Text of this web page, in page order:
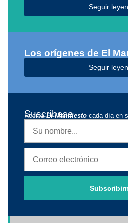
Seguir
Los orígenes de El
Seguir
Suscríbase
RecibaEl Manifiesto cada día en